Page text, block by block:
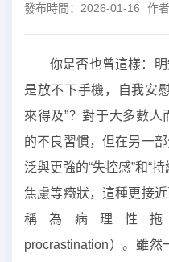
發布時間：2026-01-16 作
你是否也曾這樣：
是放不下手機，自我安
來得及”？對于大多數
的不良習慣，但在另一
泛與更強的“失控感”和“
焦慮等癥狀，這種更接
稱為病理性拖延
procrastination）。雖然